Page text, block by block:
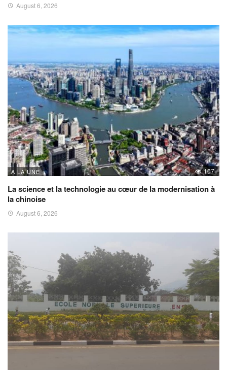
August 6, 2026
A LA UNE 107
La science et la technologie au cœur de la modernisation à
la chinoise
August 6, 2026